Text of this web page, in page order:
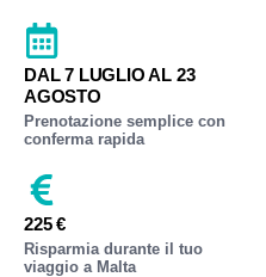
DAL 7 LUGLIO AL 23
AGOSTO
Prenotazione semplice con
conferma rapida
225 €
Risparmia durante il tuo
viaggio a Malta